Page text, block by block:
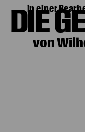
DIE
von
in einer